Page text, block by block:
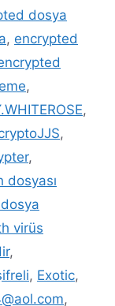
dosya
, encrypted
,
,
,
,
dosyası
virüs
,
, Exotic,
,